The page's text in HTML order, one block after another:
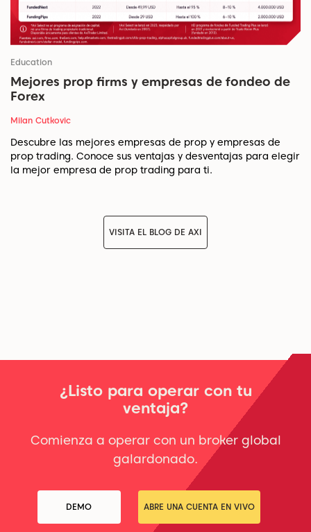
Education
Mejores prop firms y empresas de fondeo de
Forex
Milan Cutkovic
Descubre las mejores empresas de prop y empresas de
prop trading. Conoce sus ventajas y desventajas para elegir
la mejor empresa de prop trading para ti.
VISITA EL BLOG DE AXI
¿Listo para operar con tu
ventaja?
Comienza a operar con un broker global
galardonado.
DEMO ABRE UNA CUENTA EN VIVO